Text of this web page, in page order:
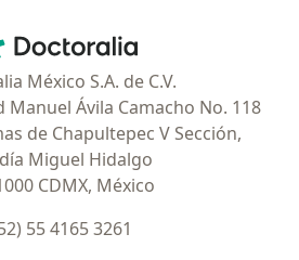
Doctoralia - Página de inicio
México S.A. de C.V.
Manuel Ávila Camacho No. 118
de Chapultepec V Sección,
Miguel Hidalgo
CDMX, México
55 4165 3261